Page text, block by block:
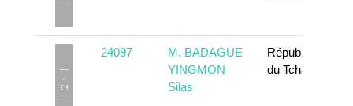
24097
M. BADAGUE
YINGMON
Silas
République
du Tchad